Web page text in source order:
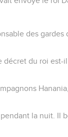
des gardes
décret du roi est-
Hanania,
la nuit. Il